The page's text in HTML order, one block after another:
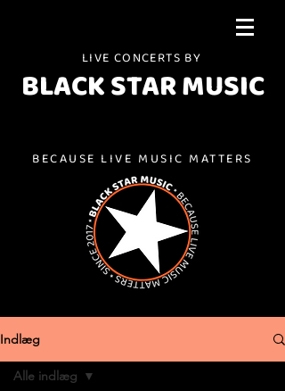
LIVE CONCERTS BY
BLACK STAR MUSIC
BECAUSE LIVE MUSIC MATTERS
Indlæg
Alle indlæg